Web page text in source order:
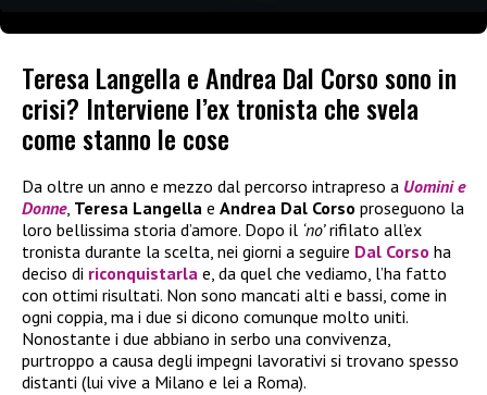
Teresa Langella e Andrea Dal Corso sono in
crisi? Interviene l’ex tronista che svela
come stanno le cose
Da oltre un anno e mezzo dal percorso intrapreso a Uomini e
Donne, Teresa Langella e Andrea Dal Corso proseguono la
loro bellissima storia d’amore. Dopo il ‘no’rifilato all’ex
tronista durante la scelta, nei giorni a seguire Dal Corso ha
deciso di riconquistarla e, da quel che vediamo, l’ha fatto
con ottimi risultati. Non sono mancati alti e bassi, come in
ogni coppia, ma i due si dicono comunque molto uniti.
Nonostante i due abbiano in serbo una convivenza,
purtroppo a causa degli impegni lavorativi si trovano spesso
distanti (lui vive a Milano e lei a Roma).